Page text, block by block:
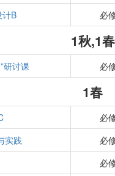
B 必
1秋,1春
研讨课 必
1春
必
实践 必
必